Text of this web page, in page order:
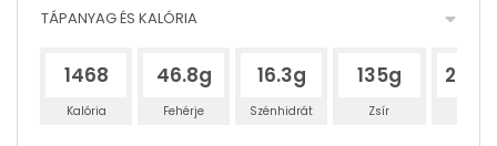
TÁPANYAG ÉS KALÓRIA
1468
Kalória
46.8g
Fehérje
16.3g
Szénhidrát
135g
Zsír